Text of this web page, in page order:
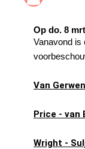
Op do. 8
Vanavond is
Van
Price - van
Wright -